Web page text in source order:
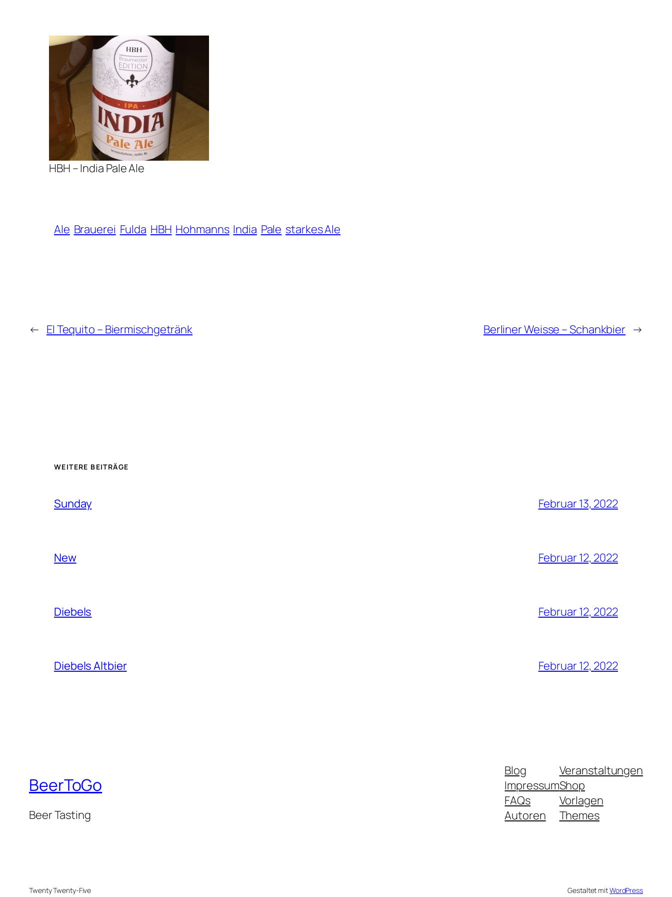
HBH – India Pale Ale
Ale Brauerei Fulda HBH Hohmanns India Pale starkes Ale
← El Tequito – Biermischgetränk Berliner Weisse – Schankbier →
WEITERE BEITRÄGE
Sunday Februar 13, 2022
New Februar 12, 2022
Diebels Februar 12, 2022
Diebels Altbier Februar 12, 2022
BeerToGo
Beer Tasting
Blog
Impressum
FAQs
Autoren
Veranstaltungen
Shop
Vorlagen
Themes
Twenty Twenty-Five Gestaltet mitWordPress